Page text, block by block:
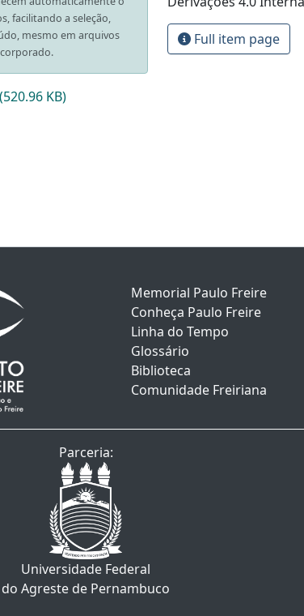
facilitando a seleção,
mesmo em arquivos
(520.96 KB)
Full item page
Memorial Paulo Freire
Conheça Paulo Freire
Linha do Tempo
Glossário
Biblioteca
Comunidade Freiriana
Parceria:
Universidade Federal
do Agreste de Pernambuco